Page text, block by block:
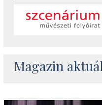
Magazin